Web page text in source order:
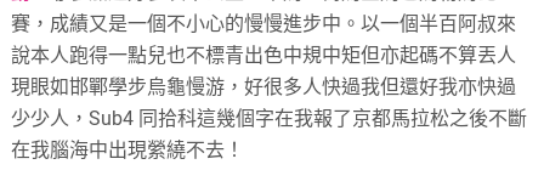
賽，成績又是一個不小心的慢慢進步中。以一個半百阿叔來
說本人跑得一點兒也不標青出色中規中矩但亦起碼不算丟人
現眼如邯鄲學步烏龜慢游，好很多人快過我但還好我亦快過
少少人，Sub4 同拾科這幾個字在我報了京都馬拉松之後不斷
在我腦海中出現縈繞不去！